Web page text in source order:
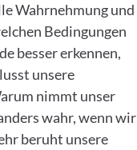
Wahrnehmung und
Bedingungen
besser erkennen,
unsere
nimmt unser
wahr, wenn wir
beruht unsere